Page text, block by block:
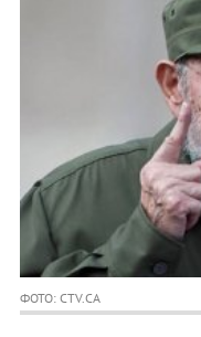
ФОТО: CTV.CA